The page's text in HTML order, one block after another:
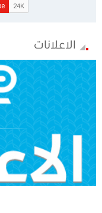
الاعلانات